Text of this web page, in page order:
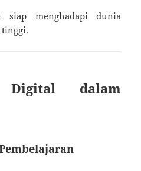
siap menghadapi dunia
dalam